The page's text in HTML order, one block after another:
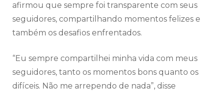
afirmou que sempre foi transparente com seus
seguidores, compartilhando momentos felizes e
também os desafios enfrentados.
“Eu sempre compartilhei minha vida com meus
seguidores, tanto os momentos bons quanto os
difíceis. Não me arrependo de nada”, disse